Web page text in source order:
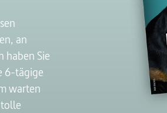
an
haben Sie
6-tägige
warten